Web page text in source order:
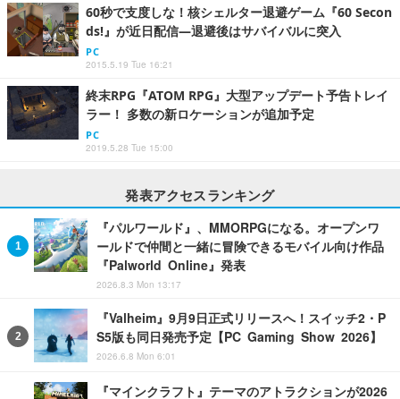
60秒で支度しな！核シェルター退避ゲーム『60 Secon
ds!』が近日配信―退避後はサバイバルに突入
PC
2015.5.19 Tue 16:21
終末RPG『ATOM RPG』大型アップデート予告トレイ
ラー！ 多数の新ロケーションが追加予定
PC
2019.5.28 Tue 15:00
発表アクセスランキング
『パルワールド』、MMORPGになる。オープンワ
ールドで仲間と一緒に冒険できるモバイル向け作品
『Palworld Online』発表
2026.8.3 Mon 13:17
『Valheim』9月9日正式リリースへ！スイッチ2・P
S5版も同日発売予定【PC Gaming Show 2026】
2026.6.8 Mon 6:01
『マインクラフト』テーマのアトラクションが2026